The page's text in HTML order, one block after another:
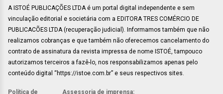
A ISTOÉ PUBLICAÇÕES LTDA é um portal digital independente e sem
vinculação editorial e societária com a EDITORA TRES COMÉRCIO DE
PUBLICACÕES LTDA (recuperação judicial). Informamos também que não
realizamos cobranças e que também não oferecemos cancelamento do
contrato de assinatura da revista impressa de nome ISTOÉ, tampouco
autorizamos terceiros a fazê-lo, nos responsabilizamos apenas pelo
conteúdo digital “https://istoe.com.br” e seus respectivos sites.
Política de Assessoria de imprensa: